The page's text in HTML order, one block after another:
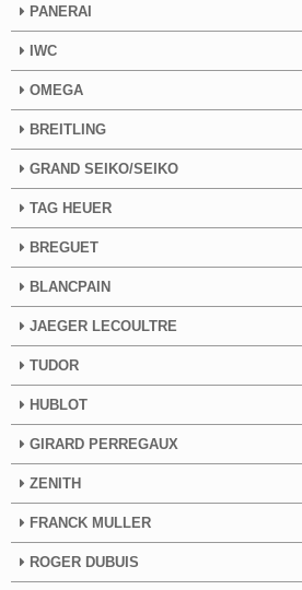
PANERAI
IWC
OMEGA
BREITLING
GRAND SEIKO/SEIKO
TAG HEUER
BREGUET
BLANCPAIN
JAEGER LECOULTRE
TUDOR
HUBLOT
GIRARD PERREGAUX
ZENITH
FRANCK MULLER
ROGER DUBUIS